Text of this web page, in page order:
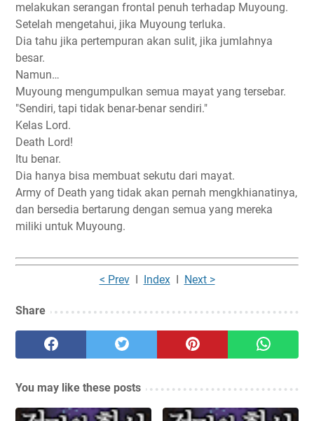
melakukan serangan frontal penuh terhadap Muyoung.
Setelah mengetahui, jika Muyoung terluka.
Dia tahu jika pertempuran akan sulit, jika jumlahnya
besar.
Namun…
Muyoung mengumpulkan semua mayat yang tersebar.
"Sendiri, tapi tidak benar-benar sendiri."
Kelas Lord.
Death Lord!
Itu benar.
Dia hanya bisa membuat sekutu dari mayat.
Army of Death yang tidak akan pernah mengkhianatinya,
dan bersedia bertarung dengan semua yang mereka
miliki untuk Muyoung.
< PrevI IndexI Next >
Share
You may like these posts